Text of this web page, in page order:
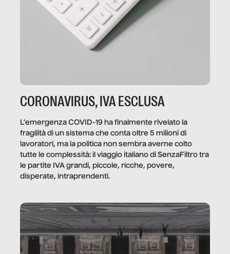
CORONAVIRUS, IVA ESCLUSA
L’emergenza COVID-19 ha finalmente rivelato la
fragilità di un sistema che conta oltre 5 milioni di
lavoratori, ma la politica non sembra averne colto
tutte le complessità: il viaggio italiano di SenzaFiltro tra
le partite IVA grandi, piccole, ricche, povere,
disperate, intraprendenti.